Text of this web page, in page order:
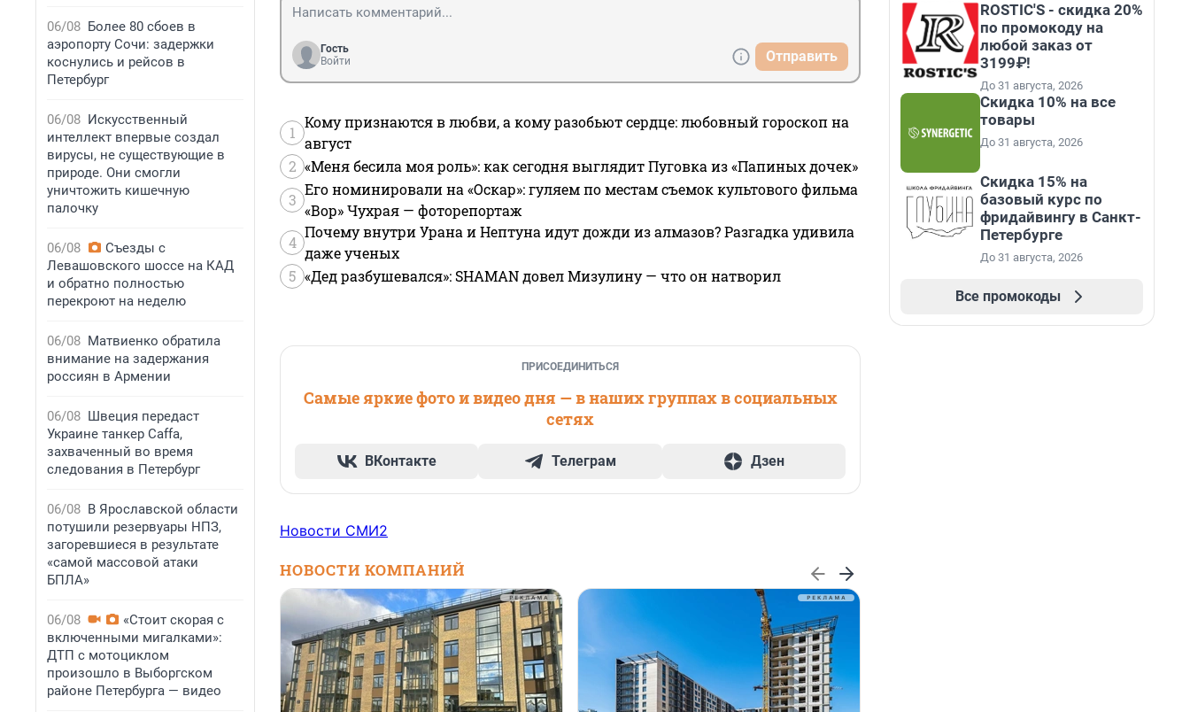
06/08 Более 80 сбоев в
аэропорту Сочи: задержки
коснулись и рейсов в
Петербург
06/08 Искусственный
интеллект впервые создал
вирусы, не существующие в
природе. Они смогли
уничтожить кишечную
палочку
06/08
Съезды с
Левашовского шоссе на КАД
и обратно полностью
перекроют на неделю
06/08 Матвиенко обратила
внимание на задержания
россиян в Армении
06/08 Швеция передаст
Украине танкер Caffa,
захваченный во время
следования в Петербург
06/08 В Ярославской области
потушили резервуары НПЗ,
загоревшиеся в результате
«самой массовой атаки
БПЛА»
06/08
«Стоит скорая с
включенными мигалками»:
ДТП с мотоциклом
произошло в Выборгском
районе Петербурга — видео
Гость
Войти
Отправить
1
Кому признаются в любви, а кому разобьют сердце: любовный гороскоп на
август
2 «Меня бесила моя роль»: как сегодня выглядит Пуговка из «Папиных дочек»
3
Его номинировали на «Оскар»: гуляем по местам съемок культового фильма
«Вор» Чухрая — фоторепортаж
4
Почему внутри Урана и Нептуна идут дожди из алмазов? Разгадка удивила
даже ученых
5 «Дед разбушевался»: SHAMAN довел Мизулину — что он натворил
ПРИСОЕДИНИТЬСЯ
Самые яркие фото и видео дня — в наших группах в социальных
сетях
ВКонтакте Телеграм Дзен
Новости СМИ2
НОВОСТИ КОМПАНИЙ
ROSTIC'S - скидка 20%
по промокоду на
любой заказ от
3199₽!
До 31 августа, 2026
Скидка 10% на все
товары
До 31 августа, 2026
Скидка 15% на
базовый курс по
фридайвингу в Санкт-
Петербурге
До 31 августа, 2026
Все промокоды